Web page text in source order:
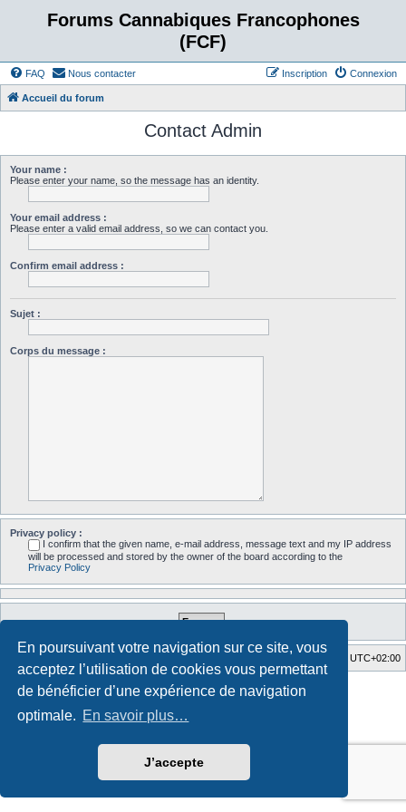
En poursuivant votre navigation sur ce site, vous
acceptez l’utilisation de cookies vous permettant
de bénéficier d’une expérience de navigation
optimale. En savoir plus…
J’accepte
Forums Cannabiques Francophones
(FCF)
FAQ Nous contacter Connexion
Inscription
Accueil du forum
Contact Admin
Your name :
Please enter your name, so the message has an identity.
Your email address :
Please enter a valid email address, so we can contact you.
Confirm email address :
Sujet :
Corps du message :
Privacy policy :
I confirm that the given name, e-mail address, message text and my IP address
will be processed and stored by the owner of the board according to the
Privacy Policy
Accueil du forum Fuseau horaire sur UTC+02:00
Style developed by Zuma Portal
, Turaiel,
Développé parphpBB® Forum Software © phpBB Limited
Traduction française officielle